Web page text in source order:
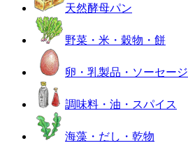
天然酵母パン
野菜・米・穀物・餅
卵・乳製品・ソーセージ
調味料・油・スパイス
海藻・だし・乾物